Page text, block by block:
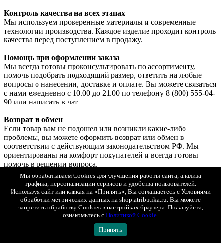
Контроль качества на всех этапах
Мы используем проверенные материалы и современные
технологии производства. Каждое изделие проходит контроль
качества перед поступлением в продажу.
Помощь при оформлении заказа
Мы всегда готовы проконсультировать по ассортименту,
помочь подобрать подходящий размер, ответить на любые
вопросы о нанесении, доставке и оплате. Вы можете связаться
с нами ежедневно с 10.00 до 21.00 по телефону 8 (800) 555-04-
90 или написать в чат.
Возврат и обмен
Если товар вам не подошел или возникли какие-либо
проблемы, вы можете оформить возврат или обмен в
соответствии с действующим законодательством РФ. Мы
ориентированы на комфорт покупателей и всегда готовы
помочь в решении вопроса.
Подробные условия возврата и обмена вы можете посмотреть
на странице «Возврат и обмен».
Показать полностью
Оплата
Яндекс Сплит
При любом способе доставке вы можете выбрать оплату
Так же просто, как платить обычной картой. Только сумма
Мы обрабатываем Cookies для улучшения работы сайта, анализа
трафика, персонализации сервисов и удобства пользователей.
Используя сайт или кликая на «Принять», Вы соглашаетесь с Условиями
обработки метрических данных на shop.atributika.ru. Вы можете
запретить обработку Cookies в настройках браузера. Пожалуйста,
ознакомьтесь с Политикой Cookie.
Принять